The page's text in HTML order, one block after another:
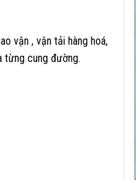
vận , vận tải hàng hoá,
từng cung đường.